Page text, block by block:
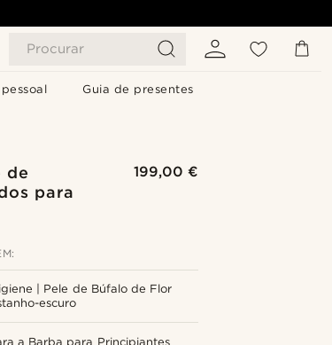
Procurar
Guia de presentes
de
para
199,00 €
| Pele de Búfalo de Flor
escuro
a Barba para Principiantes